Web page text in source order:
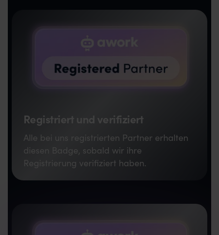
Registriert und verifiziert
Alle bei uns registrierten Partner erhalten
diesen Badge, sobald wir ihre
Registrierung verifiziert haben.